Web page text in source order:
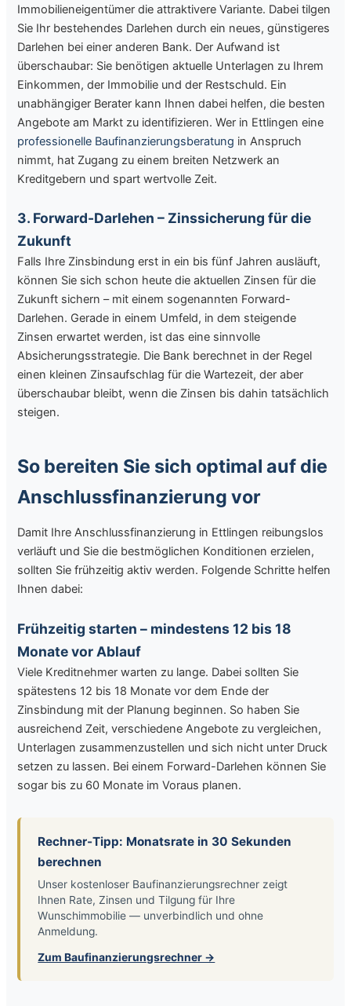
Immobilieneigentümer die attraktivere Variante. Dabei tilgen
Sie Ihr bestehendes Darlehen durch ein neues, günstigeres
Darlehen bei einer anderen Bank. Der Aufwand ist
überschaubar: Sie benötigen aktuelle Unterlagen zu Ihrem
Einkommen, der Immobilie und der Restschuld. Ein
unabhängiger Berater kann Ihnen dabei helfen, die besten
Angebote am Markt zu identifizieren. Wer in Ettlingen eine
professionelle Baufinanzierungsberatung in Anspruch
nimmt, hat Zugang zu einem breiten Netzwerk an
Kreditgebern und spart wertvolle Zeit.
3. Forward-Darlehen – Zinssicherung für die
Zukunft
Falls Ihre Zinsbindung erst in ein bis fünf Jahren ausläuft,
können Sie sich schon heute die aktuellen Zinsen für die
Zukunft sichern – mit einem sogenannten Forward-
Darlehen. Gerade in einem Umfeld, in dem steigende
Zinsen erwartet werden, ist das eine sinnvolle
Absicherungsstrategie. Die Bank berechnet in der Regel
einen kleinen Zinsaufschlag für die Wartezeit, der aber
überschaubar bleibt, wenn die Zinsen bis dahin tatsächlich
steigen.
So bereiten Sie sich optimal auf die
Anschlussfinanzierung vor
Damit Ihre Anschlussfinanzierung in Ettlingen reibungslos
verläuft und Sie die bestmöglichen Konditionen erzielen,
sollten Sie frühzeitig aktiv werden. Folgende Schritte helfen
Ihnen dabei:
Frühzeitig starten – mindestens 12 bis 18
Monate vor Ablauf
Viele Kreditnehmer warten zu lange. Dabei sollten Sie
spätestens 12 bis 18 Monate vor dem Ende der
Zinsbindung mit der Planung beginnen. So haben Sie
ausreichend Zeit, verschiedene Angebote zu vergleichen,
Unterlagen zusammenzustellen und sich nicht unter Druck
setzen zu lassen. Bei einem Forward-Darlehen können Sie
sogar bis zu 60 Monate im Voraus planen.
Rechner-Tipp: Monatsrate in 30 Sekunden
berechnen
Unser kostenloser Baufinanzierungsrechner zeigt
Ihnen Rate, Zinsen und Tilgung für Ihre
Wunschimmobilie — unverbindlich und ohne
Anmeldung.
Zum Baufinanzierungsrechner →